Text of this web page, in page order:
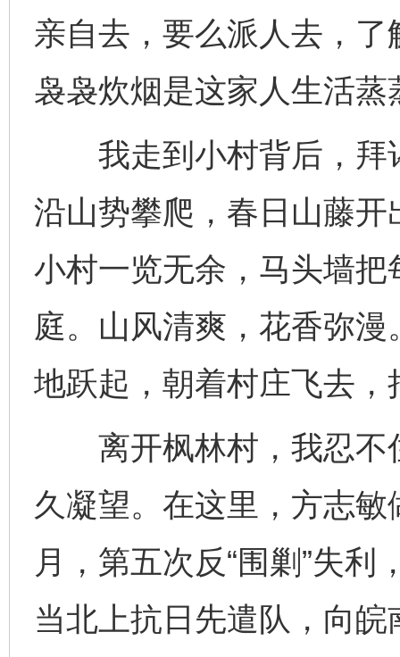
亲自去，要么派人去，
袅袅炊烟是这家人生活
我走到小村背后，拜
沿山势攀爬，春日山藤
小村一览无余，马头墙
庭。山风清爽，花香弥
地跃起，朝着村庄飞去
离开枫林村，我忍不
久凝望。在这里，方志
月，第五次反“围剿”失
当北上抗日先遣队，向